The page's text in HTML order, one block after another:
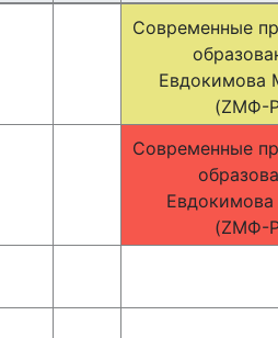
Современные
Евдокимова
(ZМФ-
Современные
(ZМФ-